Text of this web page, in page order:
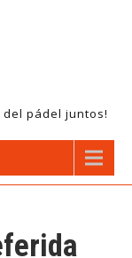
del pádel juntos!